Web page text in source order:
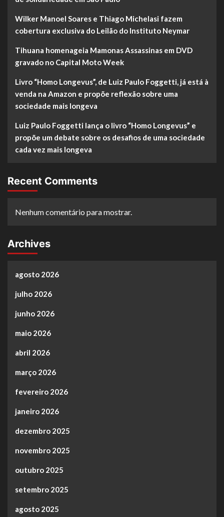
Wilker Manoel Soares e Thiago Michelasi fazem
cobertura exclusiva do Leilão do Instituto Neymar
Tihuana homenageia Mamonas Assassinas em DVD
gravado no Capital Moto Week
Livro “Homo Longevus”, de Luiz Paulo Foggetti, já está à
venda na Amazon e propõe reflexão sobre uma
sociedade mais longeva
Luiz Paulo Foggetti lança o livro “Homo Longevus” e
propõe um debate sobre os desafios de uma sociedade
cada vez mais longeva
Recent Comments
Nenhum comentário para mostrar.
Archives
agosto 2026
julho 2026
junho 2026
maio 2026
abril 2026
março 2026
fevereiro 2026
janeiro 2026
dezembro 2025
novembro 2025
outubro 2025
setembro 2025
agosto 2025